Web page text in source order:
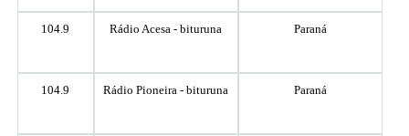
104.9 Rádio Acesa - bituruna Paraná
104.9 Rádio Pioneira - bituruna Paraná